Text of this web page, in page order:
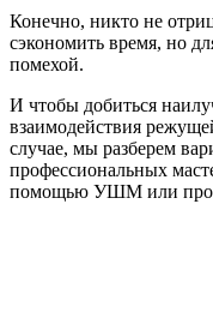
Конечно, никто не
сэкономить время, но
помехой.
И чтобы добиться
взаимодействия
случае, мы разберем
профессиональных
помощью УШМ или